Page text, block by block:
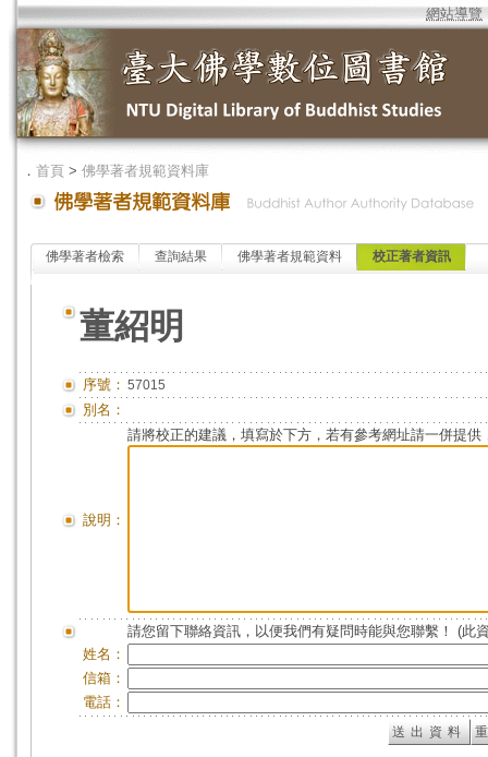
網站導覽
． 首頁 > 佛學著者規範資料庫
佛學著者檢索 查詢結果 佛學著者規範資料 校正著者資訊
董紹明
序號： 57015
別名：
說明：
請將校正的建議，填寫於下方，若有參考網址請一併提供
請您留下聯絡資訊，以便我們有疑問時能與您聯繫！ (此
姓名：
信箱：
電話：